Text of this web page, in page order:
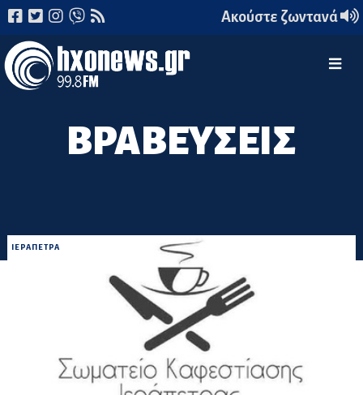
Ακούστε ζωντανά
ΒΡΑΒΕΥΣΕΙΣ
ΙΕΡΑΠΕΤΡΑ